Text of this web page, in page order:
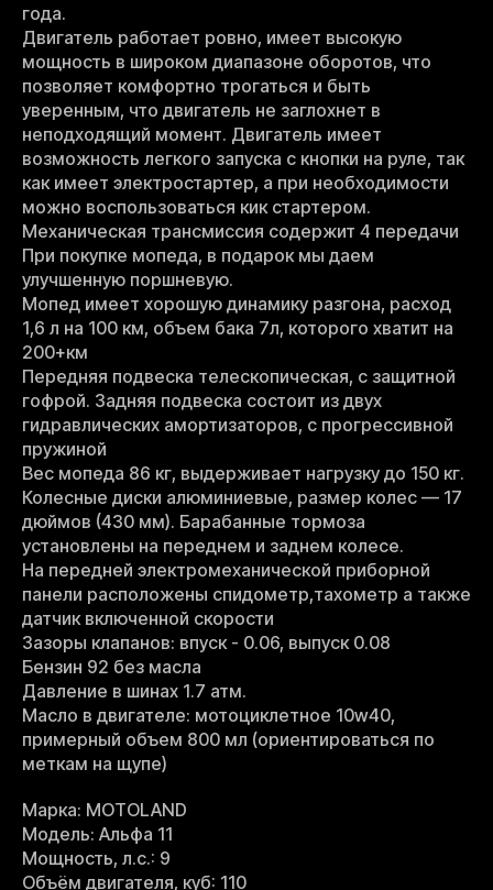
года.
Двигатель работает ровно, имеет высокую
мощность в широком диапазоне оборотов, что
позволяет комфортно трогаться и быть
уверенным, что двигатель не заглохнет в
неподходящий момент. Двигатель имеет
возможность легкого запуска с кнопки на руле, так
как имеет электростартер, а при необходимости
можно воспользоваться кик стартером.
Механическая трансмиссия содержит 4 передачи
При покупке мопеда, в подарок мы даем
улучшенную поршневую.
Мопед имеет хорошую динамику разгона, расход
1,6 л на 100 км, объем бака 7л, которого хватит на
200+км
Передняя подвеска телескопическая, с защитной
гофрой. Задняя подвеска состоит из двух
гидравлических амортизаторов, с прогрессивной
пружиной
Вес мопеда 86 кг, выдерживает нагрузку до 150 кг.
Колесные диски алюминиевые, размер колес — 17
дюймов (430 мм). Барабанные тормоза
установлены на переднем и заднем колесе.
На передней электромеханической приборной
панели расположены спидометр,тахометр а также
датчик включенной скорости
Зазоры клапанов: впуск - 0.06, выпуск 0.08
Бензин 92 без масла
Давление в шинах 1.7 атм.
Масло в двигателе: мотоциклетное 10w40,
примерный объем 800 мл (ориентироваться по
меткам на щупе)
Марка: MOTOLAND
Модель: Альфа 11
Мощность, л.с.: 9
Объём двигателя, куб: 110